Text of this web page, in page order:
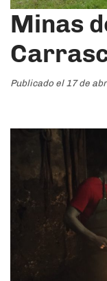
Minas
Publicado el 17 de